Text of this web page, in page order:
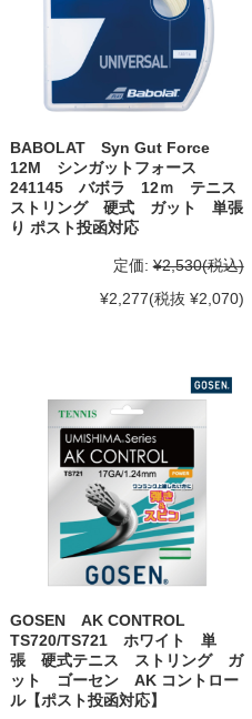
BABOLAT Syn Gut Force
12M シンガットフォース
241145 バボラ 12ｍ テニス
ストリング 硬式 ガット 単張
り ポスト投函対応
定価: ¥2,530(税込)
¥2,277(税抜 ¥2,070)
GOSEN AK CONTROL
TS720/TS721 ホワイト 単
張 硬式テニス ストリング ガ
ット ゴーセン AK コントロー
ル【ポスト投函対応】